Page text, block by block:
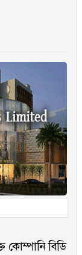
কোম্পানি বিডি